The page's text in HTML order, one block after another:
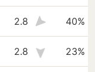
2.8 40%
2.8 23%